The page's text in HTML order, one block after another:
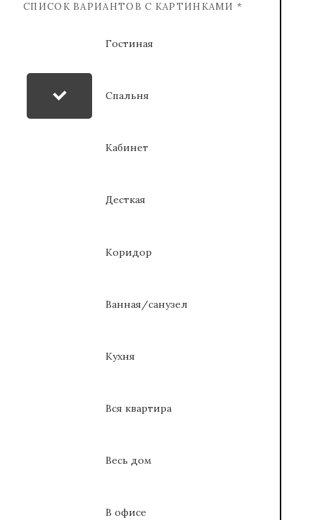
СПИСОК ВАРИАНТОВ С КАРТИНКАМИ *
Гостиная
Спальня
Кабинет
Десткая
Коридор
Ванная/санузел
Кухня
Вся квартира
Весь дом
В офисе